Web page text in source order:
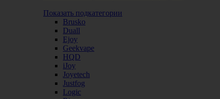
Показать подкатегории
Brusko
Duall
Ejoy
Geekvape
HQD
iJoy
Joyetech
Justfog
Logic